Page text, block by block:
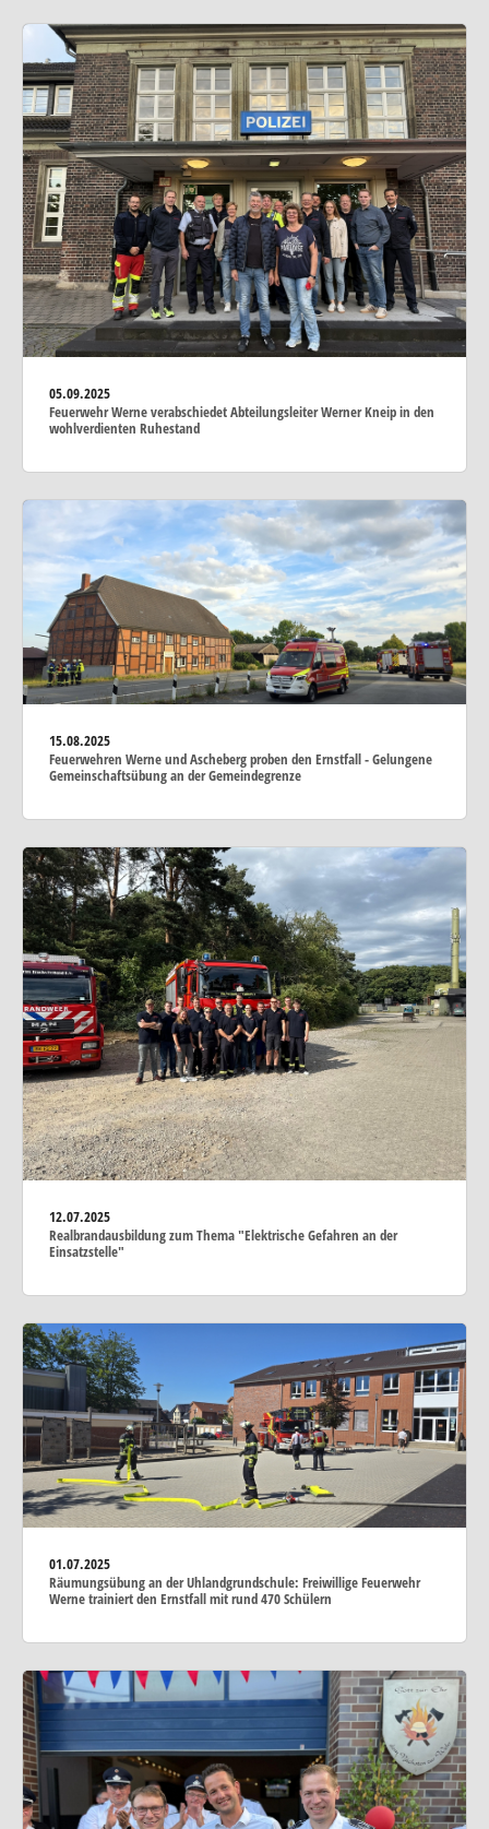
05.09.2025
Feuerwehr Werne verabschiedet Abteilungsleiter Werner Kneip in den
wohlverdienten Ruhestand
15.08.2025
Feuerwehren Werne und Ascheberg proben den Ernstfall - Gelungene
Gemeinschaftsübung an der Gemeindegrenze
12.07.2025
Realbrandausbildung zum Thema "Elektrische Gefahren an der
Einsatzstelle"
01.07.2025
Räumungsübung an der Uhlandgrundschule: Freiwillige Feuerwehr
Werne trainiert den Ernstfall mit rund 470 Schülern